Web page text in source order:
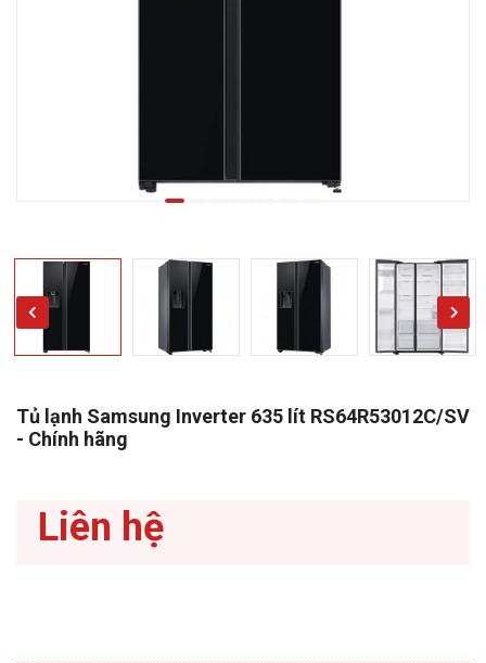
Tủ lạnh Samsung Inverter 635 lít RS64R53012C/SV
- Chính hãng
Liên hệ